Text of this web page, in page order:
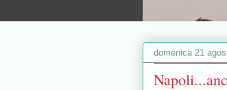
domenica 21